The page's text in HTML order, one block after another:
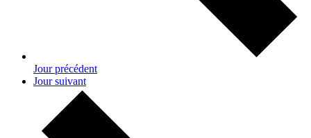
Jour précédent
Jour suivant